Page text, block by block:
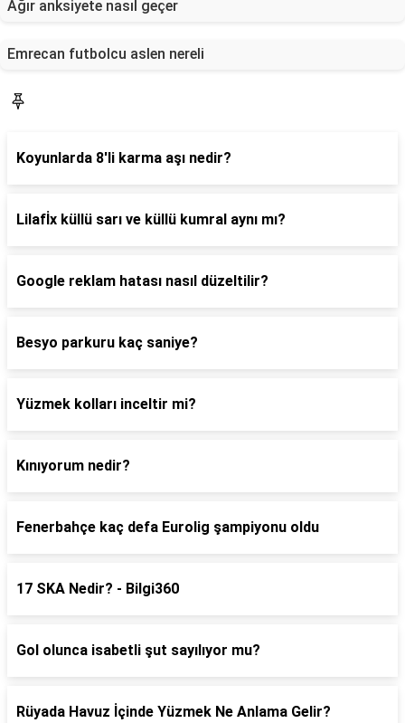
Ağır anksiyete nasıl geçer
Emrecan futbolcu aslen nereli
Koyunlarda 8'li karma aşı nedir?
Lilafİx küllü sarı ve küllü kumral aynı mı?
Google reklam hatası nasıl düzeltilir?
Besyo parkuru kaç saniye?
Yüzmek kolları inceltir mi?
Kınıyorum nedir?
Fenerbahçe kaç defa Eurolig şampiyonu oldu
17 SKA Nedir? - Bilgi360
Gol olunca isabetli şut sayılıyor mu?
Rüyada Havuz İçinde Yüzmek Ne Anlama Gelir?